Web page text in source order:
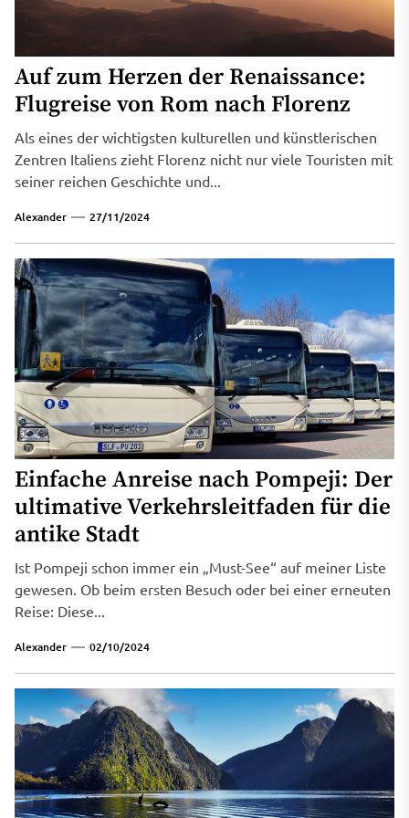
Auf zum Herzen der Renaissance:
Flugreise von Rom nach Florenz
Als eines der wichtigsten kulturellen und künstlerischen
Zentren Italiens zieht Florenz nicht nur viele Touristen mit
seiner reichen Geschichte und...
Alexander 27/11/2024
Einfache Anreise nach Pompeji: Der
ultimative Verkehrsleitfaden für die
antike Stadt
Ist Pompeji schon immer ein „Must-See“ auf meiner Liste
gewesen. Ob beim ersten Besuch oder bei einer erneuten
Reise: Diese...
Alexander 02/10/2024